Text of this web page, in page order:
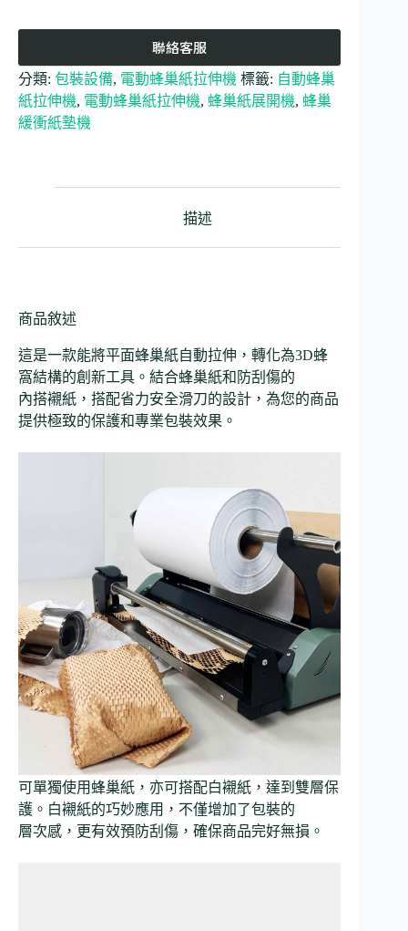
聯絡客服
分類: 包裝設備, 電動蜂巢紙拉伸機 標籤: 自動蜂巢
紙拉伸機, 電動蜂巢紙拉伸機, 蜂巢紙展開機, 蜂巢
緩衝紙墊機
描述
商品敘述
這是一款能將平面蜂巢紙自動拉伸，轉化為3D蜂
窩結構的創新工具。結合蜂巢紙和防刮傷的
內搭襯紙，搭配省力安全滑刀的設計，為您的商品
提供極致的保護和專業包裝效果。
可單獨使用蜂巢紙，亦可搭配白襯紙，達到雙層保
護。白襯紙的巧妙應用，不僅增加了包裝的
層次感，更有效預防刮傷，確保商品完好無損。